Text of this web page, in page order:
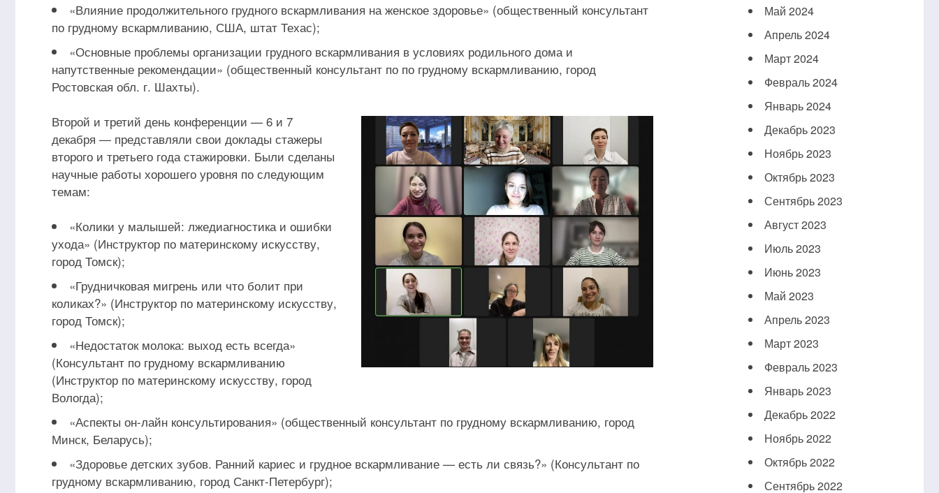
«Влияние продолжительного грудного вскармливания на женское здоровье» (общественный консультант
по грудному вскармливанию, США, штат Техас);
«Основные проблемы организации грудного вскармливания в условиях родильного дома и
напутственные рекомендации» (общественный консультант по по грудному вскармливанию, город
Ростовская обл. г. Шахты).
Второй и третий день конференции — 6 и 7
декабря — представляли свои доклады стажеры
второго и третьего года стажировки. Были сделаны
научные работы хорошего уровня по следующим
темам:
«Колики у малышей: лжедиагностика и ошибки
ухода» (Инструктор по материнскому искусству,
город Томск);
«Грудничковая мигрень или что болит при
коликах?» (Инструктор по материнскому искусству,
город Томск);
«Недостаток молока: выход есть всегда»
(Консультант по грудному вскармливанию
(Инструктор по материнскому искусству, город
Вологда);
«Аспекты он-лайн консультирования» (общественный консультант по грудному вскармливанию, город
Минск, Беларусь);
«Здоровье детских зубов. Ранний кариес и грудное вскармливание — есть ли связь?» (Консультант по
грудному вскармливанию, город Санкт-Петербург);
Май 2024
Апрель 2024
Март 2024
Февраль 2024
Январь 2024
Декабрь 2023
Ноябрь 2023
Октябрь 2023
Сентябрь 2023
Август 2023
Июль 2023
Июнь 2023
Май 2023
Апрель 2023
Март 2023
Февраль 2023
Январь 2023
Декабрь 2022
Ноябрь 2022
Октябрь 2022
Сентябрь 2022